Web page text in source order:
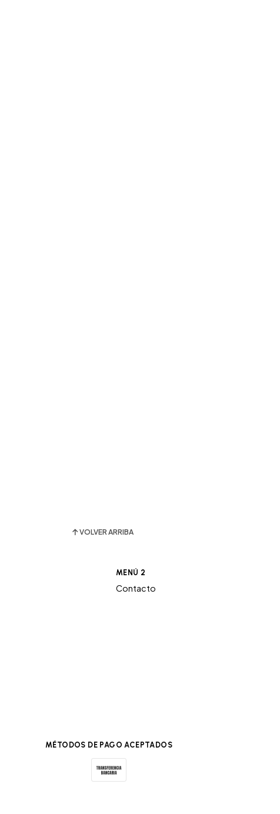
VOLVER ARRIBA
MENÚ 2
Contacto
MÉTODOS DE PAGO ACEPTADOS